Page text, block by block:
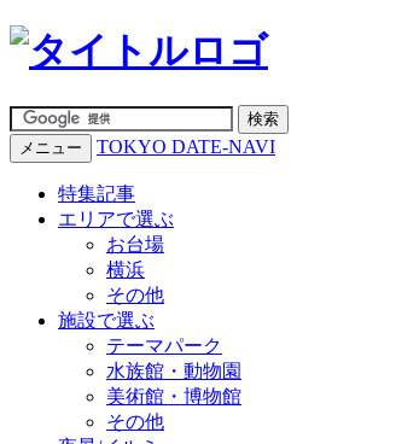
メニュー TOKYO DATE-NAVI
特集記事
エリアで選ぶ
お台場
横浜
その他
施設で選ぶ
テーマパーク
水族館・動物園
美術館・博物館
その他